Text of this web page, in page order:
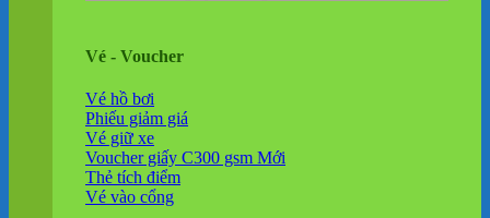
Vé - Voucher
Vé hồ bơi
Phiếu giảm giá
Vé giữ xe
Voucher giấy C300 gsm
Thẻ tích điểm
Vé vào cổng